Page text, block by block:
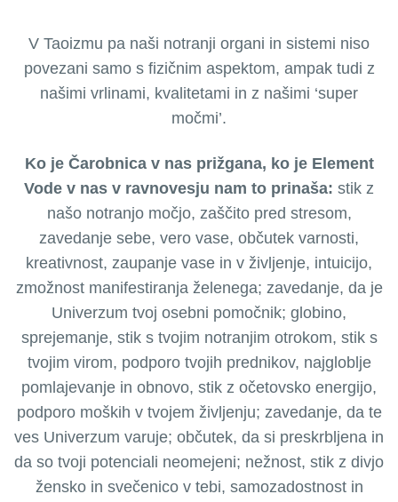
V Taoizmu pa naši notranji organi in sistemi niso
povezani samo s fizičnim aspektom, ampak tudi z
našimi vrlinami, kvalitetami in z našimi ‘super
močmi’.
Ko je Čarobnica v nas prižgana, ko je Element
Vode v nas v ravnovesju nam to prinaša: stik z
našo notranjo močjo, zaščito pred stresom,
zavedanje sebe, vero vase, občutek varnosti,
kreativnost, zaupanje vase in v življenje, intuicijo,
zmožnost manifestiranja želenega; zavedanje, da je
Univerzum tvoj osebni pomočnik; globino,
sprejemanje, stik s tvojim notranjim otrokom, stik s
tvojim virom, podporo tvojih prednikov, najgloblje
pomlajevanje in obnovo, stik z očetovsko energijo,
podporo moških v tvojem življenju; zavedanje, da te
ves Univerzum varuje; občutek, da si preskrbljena in
da so tvoji potenciali neomejeni; nežnost, stik z divjo
žensko in svečenico v tebi, samozadostnost in